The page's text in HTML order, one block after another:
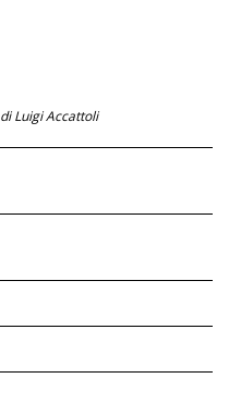
di Luigi Accattoli